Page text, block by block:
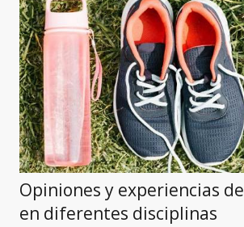
Opiniones y experiencias
en diferentes disciplinas